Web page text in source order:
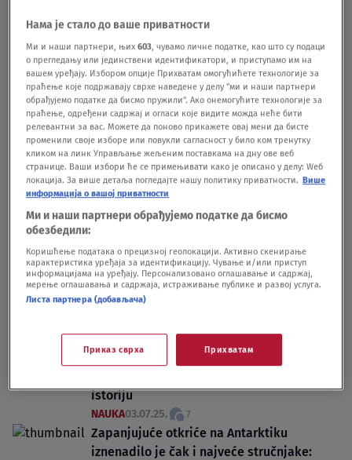
"novog sveta" koje niko nije video
NAUKA13.12.25.
Led se rascepio dužinom preko 20
kilometara na Antarktiku: Naučnici kažu da
su ovo posledice koje će svi osetiti
NAUKA22.08.25. 14
Naučnici pronašli ispod kilometra leda
skriveni svet star 34 miliona godina: Sad
istoriju
NAUKA03.07.25. 7
Zapanjujuće otkriće na Antarktiku
iznenadilo je čak i najveće stručnjake:
Нама је стало до ваше приватности
Ми и наши партнери, њих603, чувамо личне податке, као што су подаци
о прегледању или јединствени идентификатори, и приступамо им на
вашем уређају. Избором опције Прихватам омогућићете технологије за
праћење које подржавају сврхе наведене у делу "ми и наши партнери
обрађујемо податке да бисмо пружили". Ако онемогућите технологије за
праћење, одређени садржај и огласи које видите можда неће бити
релевантни за вас. Можете да поново прикажете овај мени да бисте
променили своје изборе или повукли сагласност у било ком тренутку
кликом на линк Управљање жељеним поставкама на дну ове веб
странице. Ваши избори ће се примењивати како је описано у делу: Wеб
локација. За више детаља погледајте нашу политику приватности. Више
информација о вашој приватности
Ми и наши партнери обрађујемо податке да бисмо
обезбедили:
Коришћење података о прецизној геолокацији. Активно скенирање
карактеристика уређаја за идентификацију. Чување и/или приступ
информацијама на уређају. Персонализовано оглашавање и садржај,
мерење оглашавања и садржаја, истраживање публике и развој услуга.
Листа партнера (добављача)
Приказ сврха Прихватам